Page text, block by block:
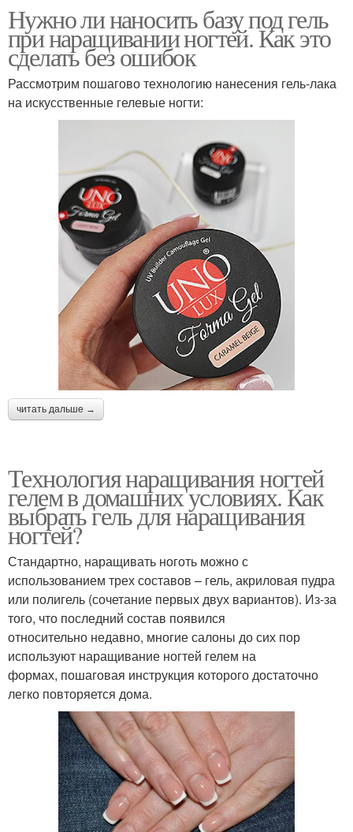
Нужно ли наносить базу под гель
при наращивании ногтей. Как это
сделать без ошибок
Рассмотрим пошагово технологию нанесения гель-лака
на искусственные гелевые ногти:
читать дальше →
Технология наращивания ногтей
гелем в домашних условиях. Как
выбрать гель для наращивания
ногтей?
Стандартно, наращивать ноготь можно с
использованием трех составов – гель, акриловая пудра
или полигель (сочетание первых двух вариантов). Из-за
того, что последний состав появился
относительно недавно, многие салоны до сих пор
используют наращивание ногтей гелем на
формах, пошаговая инструкция которого достаточно
легко повторяется дома.